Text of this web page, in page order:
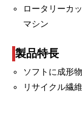
ロータリーカ
マシン
製品特長
ソフトに成形
リサイクル繊